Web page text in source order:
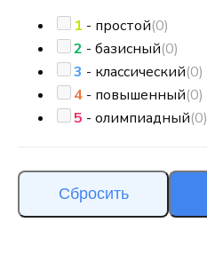
1 - простой(0)
2 - базисный(0)
3 - классический(0)
4 - повышенный(0)
5 - олимпиадный(0)
Сбросить